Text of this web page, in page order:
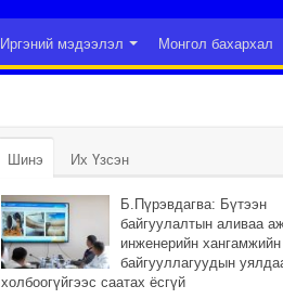
Иргэний мэдээлэл Монгол бахархал
Шинэ Их Үзсэн
Б.Пүрэвдагва: Бүтээн
байгуулалтын аливаа
инженерийн хангамжийн
байгууллагуудын
холбоогүйгээс саатах ёсгүй